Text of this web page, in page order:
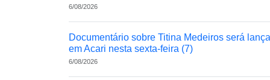
6/08/2026
Documentário sobre Titina Medeiros será
em Acari nesta sexta-feira (7)
6/08/2026